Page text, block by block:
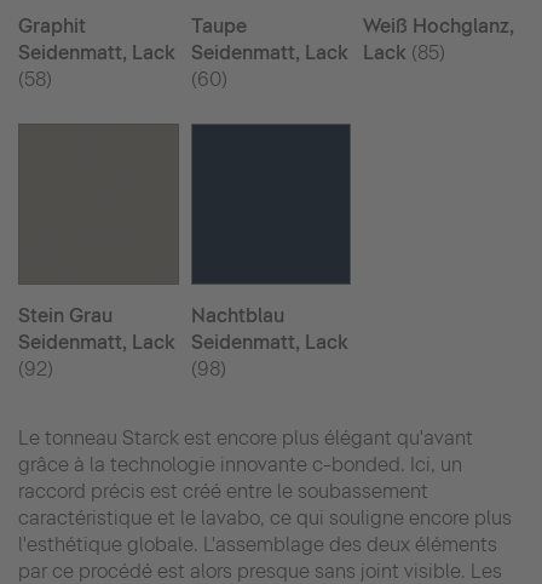
Graphit
Seidenmatt, Lack
(58)
Taupe
Seidenmatt, Lack
(60)
Weiß Hochglanz,
Lack (85)
Stein Grau
Seidenmatt, Lack
(92)
Nachtblau
Seidenmatt, Lack
(98)
Le tonneau Starck est encore plus élégant qu'avant
grâce à la technologie innovante c-bonded. Ici, un
raccord précis est créé entre le soubassement
caractéristique et le lavabo, ce qui souligne encore plus
l'esthétique globale. L'assemblage des deux éléments
par ce procédé est alors presque sans joint visible. Les